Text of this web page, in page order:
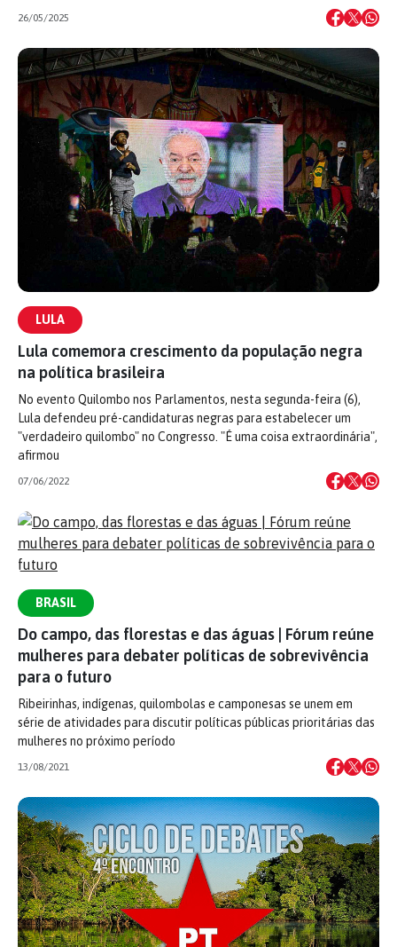
26/05/2025
LULA
Lula comemora crescimento da população negra
na política brasileira
No evento Quilombo nos Parlamentos, nesta segunda-feira (6),
Lula defendeu pré-candidaturas negras para estabelecer um
"verdadeiro quilombo" no Congresso. "É uma coisa extraordinária",
afirmou
07/06/2022
BRASIL
Do campo, das florestas e das águas | Fórum reúne
mulheres para debater políticas de sobrevivência
para o futuro
Ribeirinhas, indígenas, quilombolas e camponesas se unem em
série de atividades para discutir políticas públicas prioritárias das
mulheres no próximo período
13/08/2021